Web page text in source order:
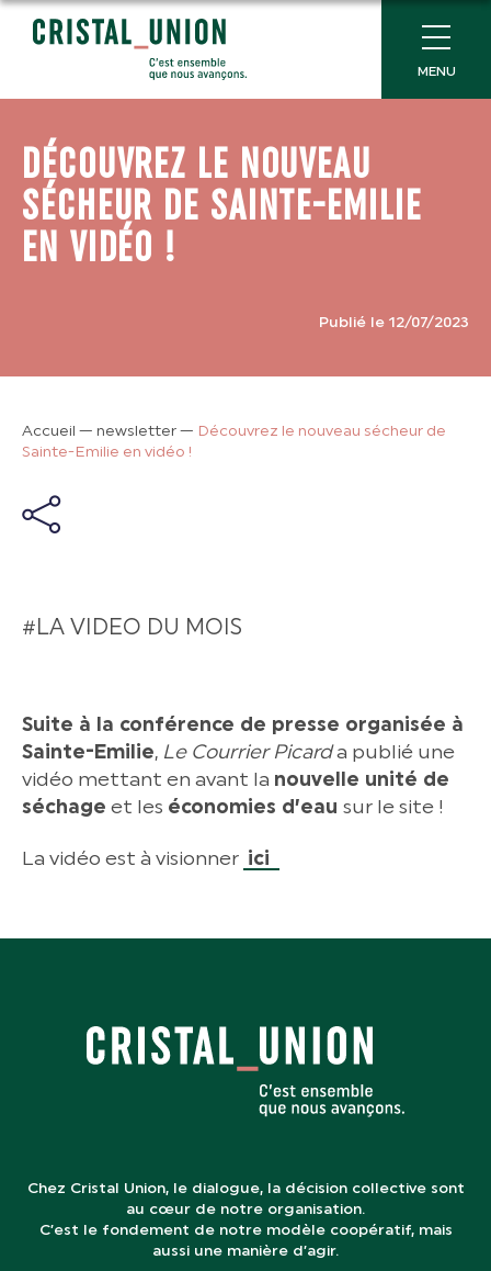
MENU
DÉCOUVREZ LE NOUVEAU
SÉCHEUR DE SAINTE-EMILIE
EN VIDÉO !
Publié le 12/07/2023
Accueil — newsletter— Découvrez le nouveau sécheur de
Sainte-Emilie en vidéo !
#LA VIDEO DU MOIS
Suite à la conférence de presse organisée à
Sainte-Emilie, Le Courrier Picarda publié une
vidéo mettant en avant la nouvelle unité de
séchage et les économies d’eau sur le site !
La vidéo est à visionner ici
Chez Cristal Union, le dialogue, la décision collective sont
au cœur de notre organisation.
C’est le fondement de notre modèle coopératif, mais
aussi une manière d’agir.